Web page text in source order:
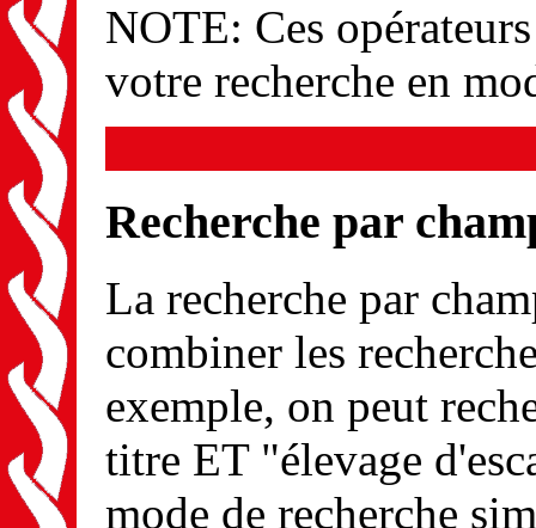
NOTE: Ces
votre recherche en
Recherche par
La recherche par
combiner les
exemple, on peut
titre ET "élevage
mode de recherche